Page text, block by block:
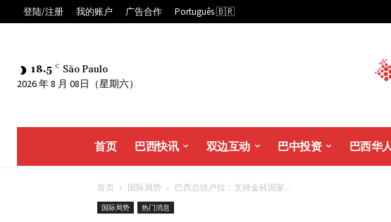
登陆/注册 我的账户 广告合作 Português 🇧🇷
18.5 C São Paulo
2026 年 8 月 08日（星期六）
首页 巴西快讯 双边互动 巴中投资 巴西华人
首页 国际局势 巴西总统卢拉：支持金砖国家...
国际局势 热门消息